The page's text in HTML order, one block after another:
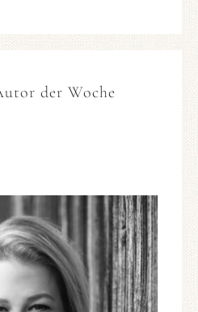
der Woche